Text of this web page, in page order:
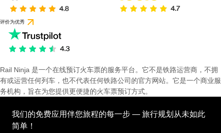
评价为优秀
Rail Ninja 是一个在线预订火车票的服务平台。它不是铁路运营商，不拥
有或运营任何列车，也不代表任何铁路公司的官方网站。它是一个商业服
务机构，旨在为您提供更便捷的火车票预订方式。
我们的免费应用伴您旅程的每一步 — 旅行规划从未如此
简单！